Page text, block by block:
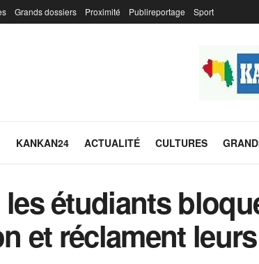
Grands dossiers Proximité Publireportage Sport
KANKAN24 ACTUALITÉ CULTURES
étudiants
et réclament